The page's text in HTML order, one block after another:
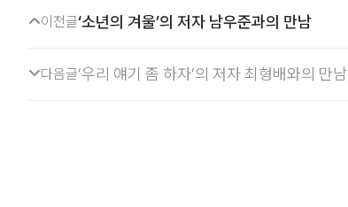
이전글‘소년의 겨울’의 저자 남우준과의 만남
다음글‘우리 얘기 좀 하자‘의 저자 최형배와의 만남